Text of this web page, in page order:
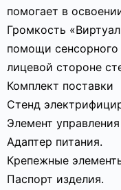
помогает в
Громкость
помощи сенсорного
лицевой стороне
Комплект поставки
Стенд
Элемент
Адаптер питания.
Крепежные
Паспорт изделия.